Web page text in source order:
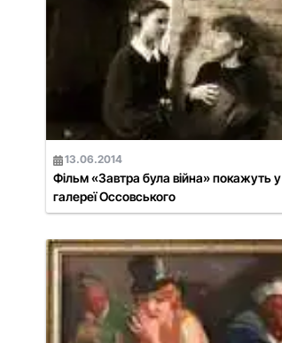
13.06.2014
Фільм «Завтра була війна» покажуть у
галереї Оссовського